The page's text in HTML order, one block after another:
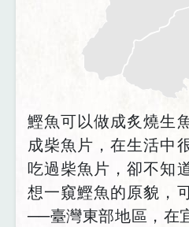
鰹魚可以做成炙燒生
成柴魚片，在生活中
吃過柴魚片，卻不知
想一窺鰹魚的原貌，
──臺灣東部地區，在